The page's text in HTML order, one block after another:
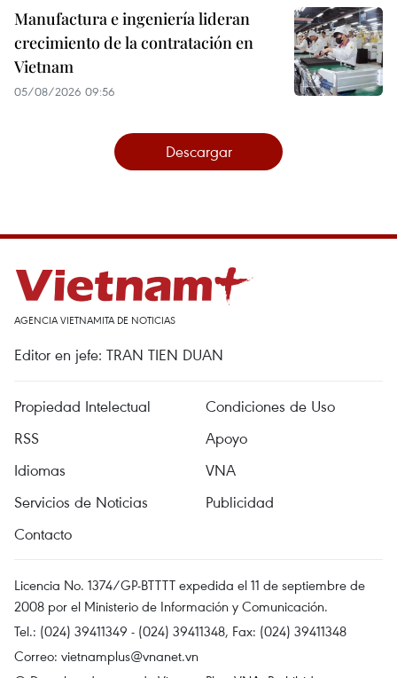
Manufactura e ingeniería lideran
crecimiento de la contratación en
Vietnam
05/08/2026 09:56
Descargar
AGENCIA VIETNAMITA DE NOTICIAS
Editor en jefe: TRAN TIEN DUAN
Propiedad Intelectual
Condiciones de Uso
RSS
Apoyo
Idiomas
VNA
Servicios de Noticias
Publicidad
Contacto
Licencia No. 1374/GP-BTTTT expedida el 11 de septiembre de
2008 por el Ministerio de Información y Comunicación.
Tel.: (024) 39411349 - (024) 39411348, Fax: (024) 39411348
Correo: vietnamplus@vnanet.vn